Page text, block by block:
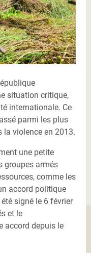
situation critique,
internationale. Ce
parmi les plus
la violence en 2013.
une petite
groupes armés
comme les
accord politique
signé le 6 février
et le
accord depuis le